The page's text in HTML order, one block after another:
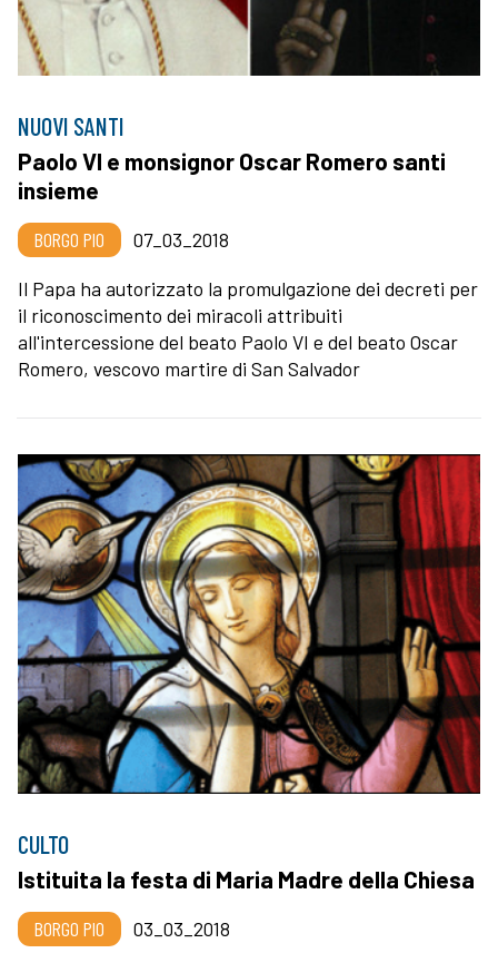
NUOVI SANTI
Paolo VI e monsignor Oscar Romero santi
insieme
BORGO PIO
07_03_2018
Il Papa ha autorizzato la promulgazione dei decreti per
il riconoscimento dei miracoli attribuiti
all'intercessione del beato Paolo VI e del beato Oscar
Romero, vescovo martire di San Salvador
CULTO
Istituita la festa di Maria Madre della Chiesa
BORGO PIO
03_03_2018